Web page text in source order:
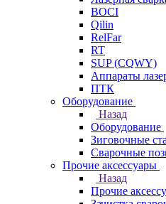
BOCI
Qilin
RelFar
RT
SUP (CQWY)
Аппараты
ПТК
Оборудование
Назад
Оборудование
Зиговочные
Сварочные
Прочие аксессуары
Назад
Прочие